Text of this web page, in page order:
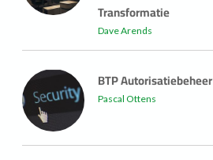
Transformatie
Dave Arends
BTP Autorisatiebeheer
Pascal Ottens